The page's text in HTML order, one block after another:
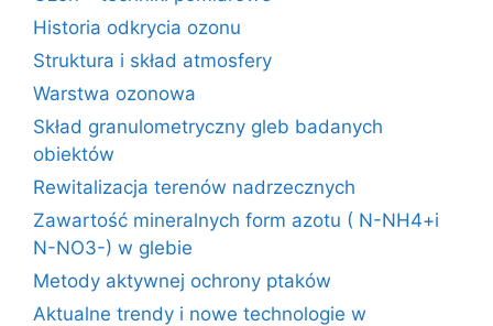
Historia odkrycia ozonu
Struktura i skład atmosfery
Warstwa ozonowa
Skład granulometryczny gleb badanych
obiektów
Rewitalizacja terenów nadrzecznych
Zawartość mineralnych form azotu ( N-NH4+i
N-NO3-) w glebie
Metody aktywnej ochrony ptaków
Aktualne trendy i nowe technologie w